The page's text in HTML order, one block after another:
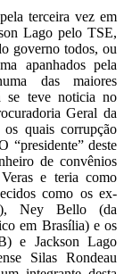
terceira vez em
Lago pelo TSE,
governo todos, ou
apanhados pela
das maiores
se teve noticia no
Geral da
quais corrupção
“presidente” deste
de convênios
e teria como
como os ex-
Ney Bello (da
em Brasília) e os
e Jackson Lago
Silas Rondeau